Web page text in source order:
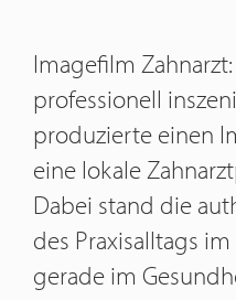
Imagefilm
professionell
produzierte einen
eine lokale
Dabei stand die
des Praxisalltags
gerade im